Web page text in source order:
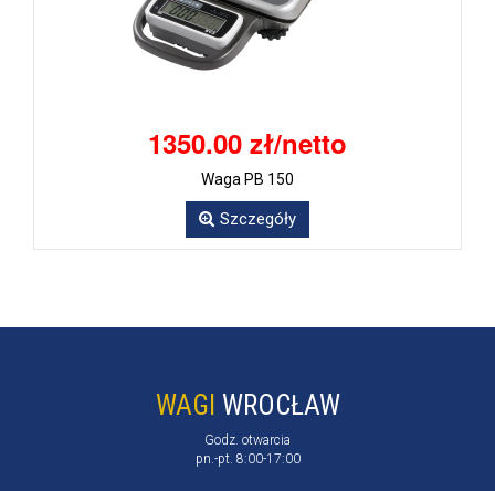
1350.00 zł/netto
Waga PB 150
Szczegóły
WAGI WROCŁAW
Godz. otwarcia
pn.-pt. 8:00-17:00